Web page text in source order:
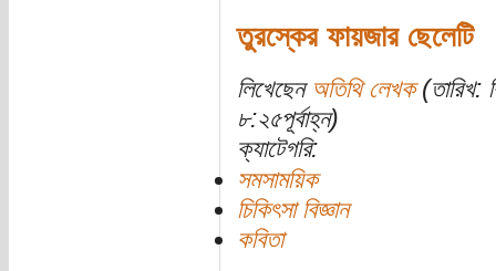
তুরস্কের ফায়জার ছেলেটি
লিখেছেন অতিথি লেখক(তারিখ:
৮:২৫পূর্বাহ্ন)
ক্যাটেগরি:
সমসাময়িক
চিকিৎসা বিজ্ঞান
কবিতা